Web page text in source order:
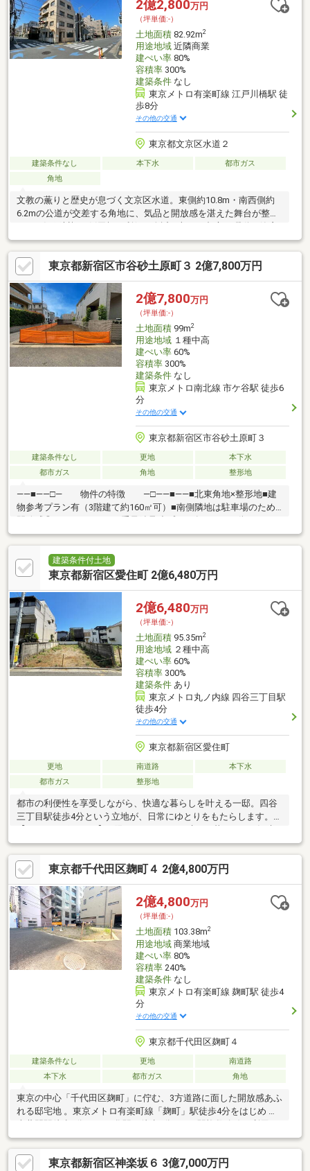
査して、お客様にとっての購入リスクの有無を徹底的に確認して
提供します。
2億2,800万円
（坪単価:-）
土地面積82.92m2
用途地域近隣商業
建ぺい率80%
容積率300%
建築条件なし
東京メトロ有楽町線 江戸川橋駅 徒
歩8分
その他の交通
東京都文京区水道２
建築条件なし 本下水
都市ガス
角地
文教の薫りと歴史が息づく文京区水道。東側約10.8m・南西側約
6.2mの公道が交差する角地に、気品と開放感を湛えた舞台が整い
を享受する贅沢。容積率300%の近隣商業地域がもたらす豊かな自
由度は、プライベートを尊ぶ邸宅造りはもちろん、洗練された店
舗や自社ビルなど、美意識を映し出す建築美を具現化します。陽
光と澄んだ風を包み込み、住まう方の美学に応える一画です。
東京都新宿区市谷砂土原町３ 2億7,800万円
2億7,800万円
（坪単価:-）
土地面積99m2
用途地域１種中高
建ぺい率60%
容積率300%
建築条件なし
東京メトロ南北線 市ケ谷駅 徒歩6
分
その他の交通
東京都新宿区市谷砂土原町３
建築条件なし 更地
本下水
都市ガス
角地 整形地
――■――□― 物件の特徴 ―□――■――■北東角地×整形地■建
物参考プラン有（3階建て約160㎡可）■南側隣地は駐車場のため
番身近なプロフェッショナル。 株式会社ウィローズは、お客様の
【生涯顧問】として各専門領域に特化したチーム体制となってお
ります ■目的から逆算した最適なご提案を、スピーディに■購入・
売却・リフォーム・相続の専門チームで多角的な対応をさせてい
実のアフターサービスのご提供■未公開物件・弊社限定の物件、
多数ございます！
建築条件付土地
東京都新宿区愛住町 2億6,480万円
2億6,480万円
（坪単価:-）
土地面積95.35m2
用途地域２種中高
建ぺい率60%
容積率300%
建築条件あり
東京メトロ丸ノ内線 四谷三丁目駅
徒歩4分
その他の交通
東京都新宿区愛住町
更地 南道路
本下水
都市ガス
整形地
都市の利便性を享受しながら、快適な暮らしを叶える一邸。四谷
三丁目駅徒歩4分という立地が、日常にゆとりをもたらします。
築士が描くこだわりの住空間□ 開放感を高める設計プラン□ 約24.4
帖のLDKを中心としたゆとりある空間設計□ ホテルライクな水回
り空間□ 暮らしを美しく整える収納設計
東京都千代田区麹町４ 2億4,800万円
2億4,800万円
（坪単価:-）
土地面積103.38m2
用途地域商業地域
建ぺい率80%
容積率240%
建築条件なし
東京メトロ有楽町線 麹町駅 徒歩4
分
その他の交通
東京都千代田区麹町４
建築条件なし 更地
南道路
本下水
都市ガス 角地
東京の中心「千代田区麹町」に佇む、3方道路に面した開放感あふ
れる邸宅地 。東京メトロ有楽町線「麹町」駅徒歩4分をはじめ 、
半蔵門駅徒歩8分 、四ツ谷駅も徒歩9分と 、3駅複数路線が利用可
能な至便の立地 。 建築条件はありませんので 、お好きなハウス
メーカーでこだわりの邸宅やオフィスなど、理想の建物を建築い
ただけます。東京都新宿区神楽坂６ 3億7,000万円